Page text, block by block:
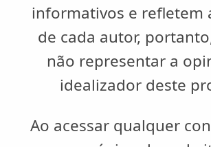
informativos e refletem
de cada autor,
não representar a
idealizador deste
Ao acessar qualquer